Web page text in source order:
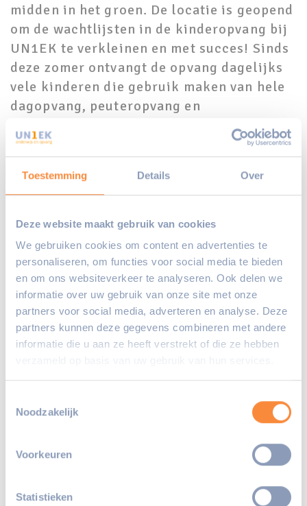
Toestemming Details Over
Deze website maakt gebruik van cookies
We gebruiken cookies om content en advertenties te
personaliseren, om functies voor social media te bieden
en om ons websiteverkeer te analyseren. Ook delen we
informatie over uw gebruik van onze site met onze
partners voor social media, adverteren en analyse. Deze
partners kunnen deze gegevens combineren met andere
informatie die u aan ze heeft verstrekt of die ze hebben
Noodzakelijk
Voorkeuren
Statistieken
midden in het groen. De locatie is geopend
om de wachtlijsten in de kinderopvang bij
UN1EK te verkleinen en met succes! Sinds
deze zomer ontvangt de opvang dagelijks
vele kinderen die gebruik maken van hele
dagopvang, peuteropvang en